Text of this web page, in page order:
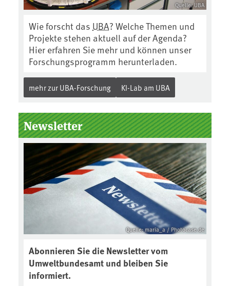
Quelle: UBA
Wie forscht das UBA? Welche Themen und
Projekte stehen aktuell auf der Agenda?
Hier erfahren Sie mehr und können unser
Forschungsprogramm herunterladen.
mehr zur UBA-Forschung KI-Lab am UBA
Newsletter
Quelle: maria_a / Photocase.de
Abonnieren Sie die Newsletter vom
Umweltbundesamt und bleiben Sie
informiert.